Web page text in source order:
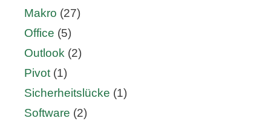
Makro (27)
Office (5)
Outlook (2)
Pivot (1)
Sicherheitslücke (1)
Software (2)